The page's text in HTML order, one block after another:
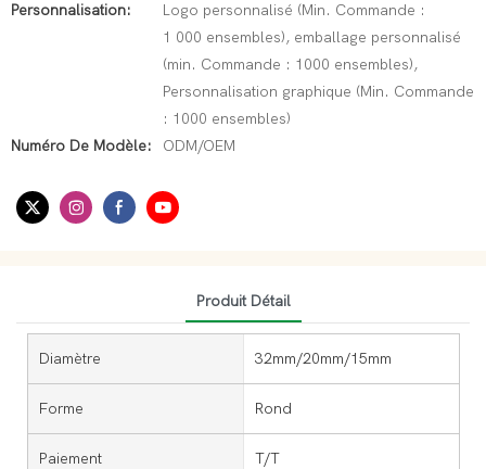
Personnalisation:
Logo personnalisé (Min. Commande :
1 000 ensembles), emballage personnalisé
(min. Commande : 1000 ensembles),
Personnalisation graphique (Min. Commande
: 1000 ensembles)
Numéro De Modèle:
ODM/OEM
Produit Détail
Diamètre 32mm/20mm/15mm
Forme Rond
Paiement T/T